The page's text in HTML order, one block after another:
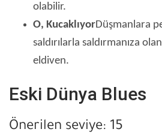
olabilir.
O, KucaklıyorDüşmanlara
saldırılarla saldırmanıza
eldiven.
Eski Dünya Blues
Önerilen seviye: 15